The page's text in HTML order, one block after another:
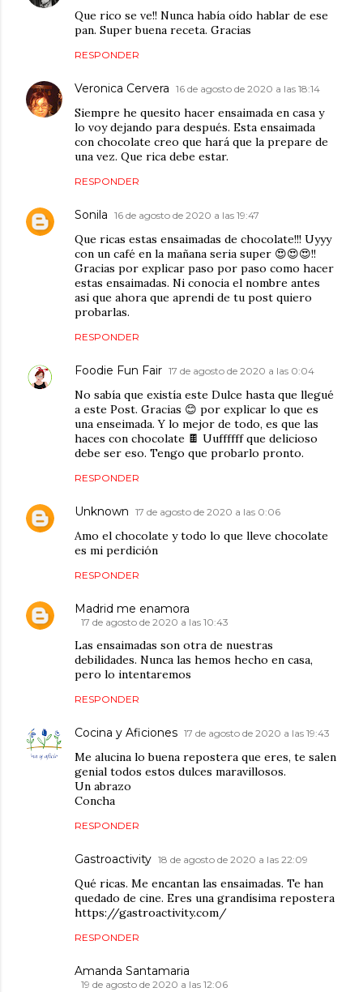
Que rico se ve!! Nunca había oído hablar de ese
pan. Super buena receta. Gracias
RESPONDER
Veronica Cervera 16 de agosto de 2020 a las 18:14
Siempre he quesito hacer ensaimada en casa y
lo voy dejando para después. Esta ensaimada
con chocolate creo que hará que la prepare de
una vez. Que rica debe estar.
RESPONDER
Sonila 16 de agosto de 2020 a las 19:47
Que ricas estas ensaimadas de chocolate!!! Uyyy
con un café en la mañana seria super 😍😍😍!!
Gracias por explicar paso por paso como hacer
estas ensaimadas. Ni conocia el nombre antes
asi que ahora que aprendi de tu post quiero
probarlas.
RESPONDER
Foodie Fun Fair 17 de agosto de 2020 a las 0:04
No sabía que existía este Dulce hasta que llegué
a este Post. Gracias 😊 por explicar lo que es
una enseimada. Y lo mejor de todo, es que las
haces con chocolate 🍫 Uuffffff que delicioso
debe ser eso. Tengo que probarlo pronto.
RESPONDER
Unknown 17 de agosto de 2020 a las 0:06
Amo el chocolate y todo lo que lleve chocolate
es mi perdición
RESPONDER
Madrid me enamora
17 de agosto de 2020 a las 10:43
Las ensaimadas son otra de nuestras
debilidades. Nunca las hemos hecho en casa,
pero lo intentaremos
RESPONDER
Cocina y Aficiones 17 de agosto de 2020 a las 19:43
Me alucina lo buena repostera que eres, te salen
genial todos estos dulces maravillosos.
Un abrazo
Concha
RESPONDER
Gastroactivity 18 de agosto de 2020 a las 22:09
Qué ricas. Me encantan las ensaimadas. Te han
quedado de cine. Eres una grandísima repostera
https://gastroactivity.com/
RESPONDER
Amanda Santamaria
19 de agosto de 2020 a las 12:06